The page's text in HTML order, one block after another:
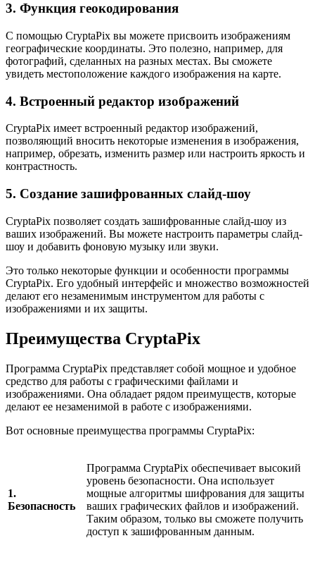
3. Функция геокодирования
С помощью CryptaPix вы можете присвоить изображениям
географические координаты. Это полезно, например, для
фотографий, сделанных на разных местах. Вы сможете
увидеть местоположение каждого изображения на карте.
4. Встроенный редактор изображений
CryptaPix имеет встроенный редактор изображений,
позволяющий вносить некоторые изменения в изображения,
например, обрезать, изменить размер или настроить яркость и
контрастность.
5. Создание зашифрованных слайд-шоу
CryptaPix позволяет создать зашифрованные слайд-шоу из
ваших изображений. Вы можете настроить параметры слайд-
шоу и добавить фоновую музыку или звуки.
Это только некоторые функции и особенности программы
CryptaPix. Его удобный интерфейс и множество возможностей
делают его незаменимым инструментом для работы с
изображениями и их защиты.
Преимущества CryptaPix
Программа CryptaPix представляет собой мощное и удобное
средство для работы с графическими файлами и
изображениями. Она обладает рядом преимуществ, которые
делают ее незаменимой в работе с изображениями.
Вот основные преимущества программы CryptaPix:
1.
Безопасность
Программа CryptaPix обеспечивает высокий
уровень безопасности. Она использует
мощные алгоритмы шифрования для защиты
ваших графических файлов и изображений.
Таким образом, только вы сможете получить
доступ к зашифрованным данным.